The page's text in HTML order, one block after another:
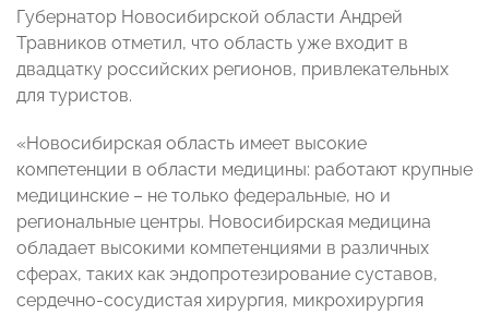
Губернатор Новосибирской области Андрей
Травников отметил, что область уже входит в
двадцатку российских регионов, привлекательных
для туристов.
«Новосибирская область имеет высокие
компетенции в области медицины: работают крупные
медицинские – не только федеральные, но и
региональные центры. Новосибирская медицина
обладает высокими компетенциями в различных
сферах, таких как эндопротезирование суставов,
сердечно-сосудистая хирургия, микрохирургия